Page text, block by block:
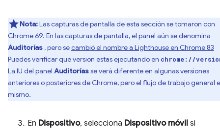
Nota:Las capturas de pantalla de esta sección se tomaron con
Chrome 69. En las capturas de pantalla, el panel aún se denomina
Auditorías , pero secambió el nombre a Lighthouse en Chrome 83
Puedes verificar qué versión estás ejecutando en chrome://
La IU del panel Auditoríasse verá diferente en algunas versiones
anteriores o posteriores de Chrome, pero el flujo de trabajo general
mismo.
En Dispositivo, selecciona Dispositivo móvil si